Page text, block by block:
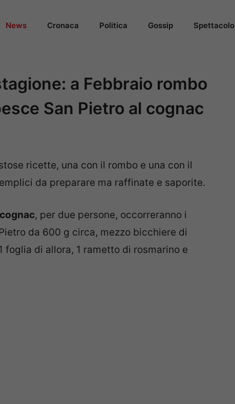
News Cronaca Politica Gossip Spettacolo
a Febbraio rombo
San Pietro al cognac
ricette, una con il rombo e una con il
da preparare ma raffinate e saporite.
, per due persone, occorreranno i
da 600 g circa, mezzo bicchiere di
foglia di allora, 1 rametto di rosmarino e